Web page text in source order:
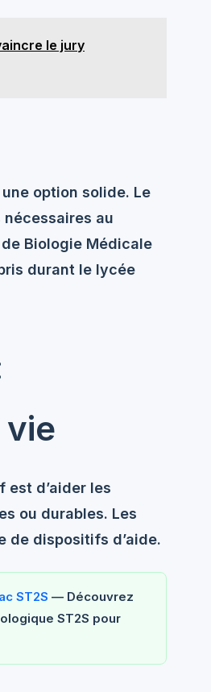
le jury
option solide. Le
au
Biologie Médicale
durant le lycée
est d’aider les
ou durables. Les
de dispositifs d’aide.
ST2S — Découvrez
ST2S pour